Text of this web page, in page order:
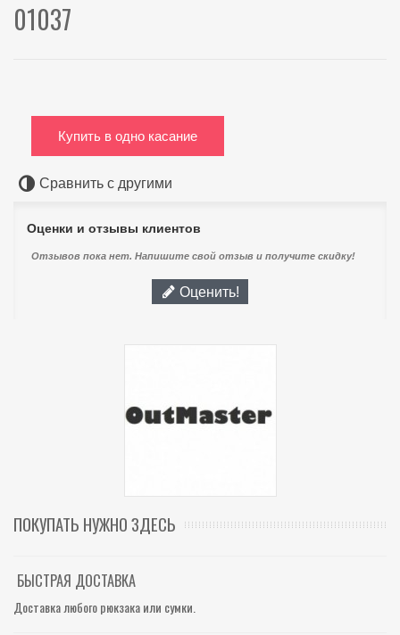
01037
Купить в одно касание
Сравнить с другими
Оценки и отзывы клиентов
Отзывов пока нет. Напишите свой отзыв и получите скидку!
Оценить!
ПОКУПАТЬ НУЖНО ЗДЕСЬ
БЫСТРАЯ ДОСТАВКА
Доставка любого рюкзака или сумки.